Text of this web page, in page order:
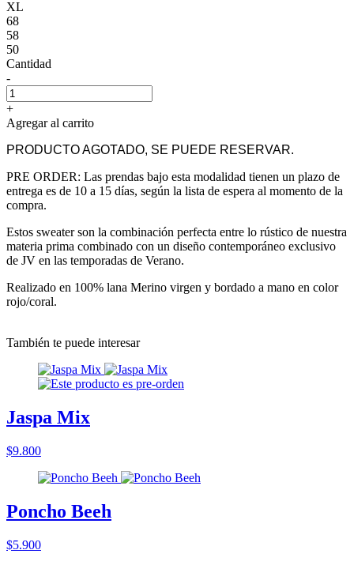
XL
68
58
50
Cantidad
-
+
Agregar al carrito
PRODUCTO AGOTADO, SE PUEDE RESERVAR.
PRE ORDER: Las prendas bajo esta modalidad tienen un plazo de
entrega es de 10 a 15 días, según la lista de espera al momento de la
compra.
Estos sweater son la combinación perfecta entre lo rústico de nuestra
materia prima combinado con un diseño contemporáneo exclusivo
de JV en las temporadas de Verano.
Realizado en 100% lana Merino virgen y bordado a mano en color
rojo/coral.
También te puede interesar
Jaspa Mix
$9.800
Poncho Beeh
$5.900